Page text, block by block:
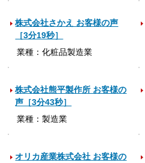
株式会社さかえ お客様の声
［3分19秒］
業種：化粧品製造業
株式会社熊平製作所 お客様の
声［3分43秒］
業種：製造業
オリカ産業株式会社 お客様の